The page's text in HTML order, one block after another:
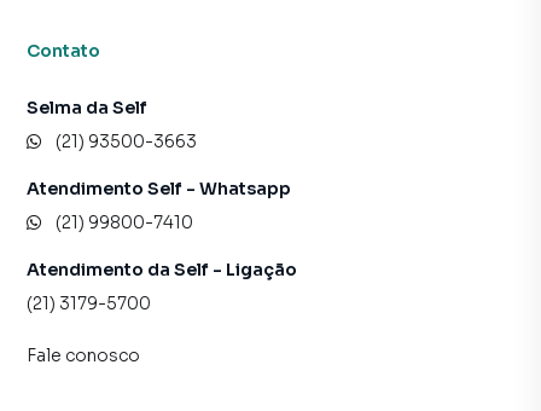
Contato
Selma da Self
(21) 93500-3663
Atendimento Self - Whatsapp
(21) 99800-7410
Atendimento da Self - Ligação
(21) 3179-5700
Fale conosco